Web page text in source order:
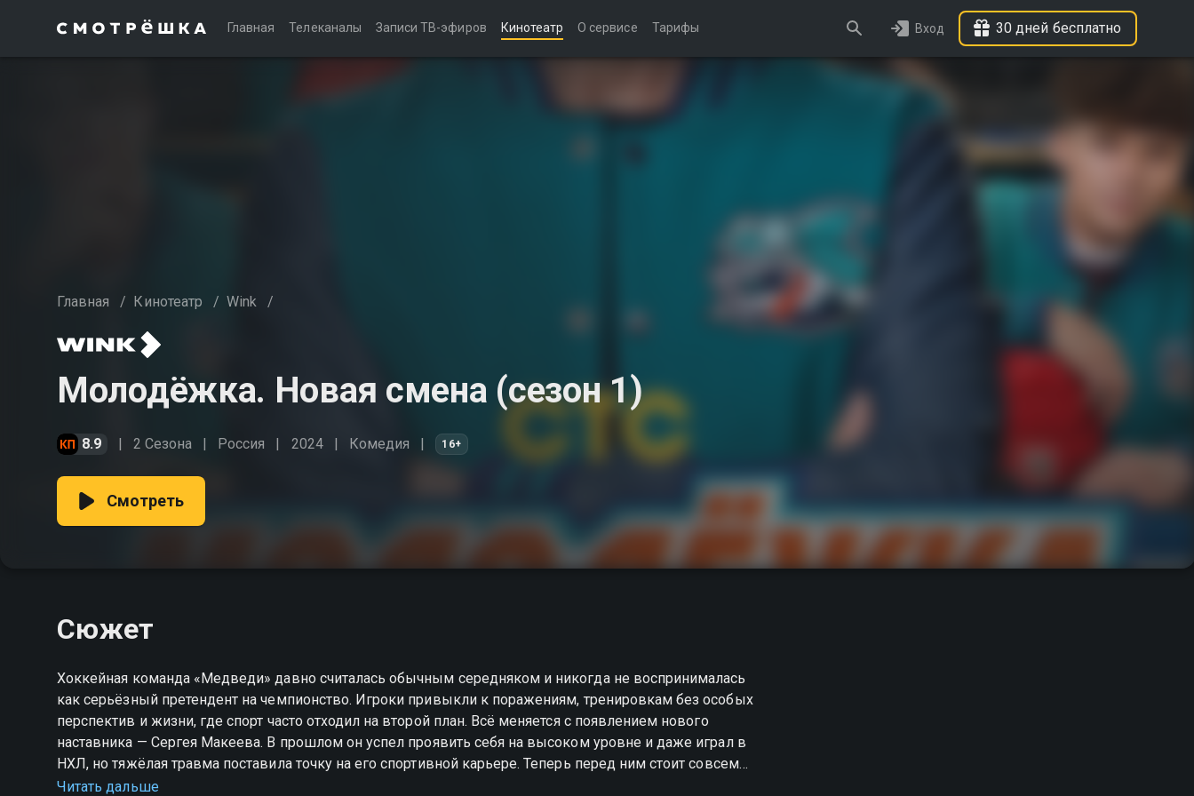
Главная Телеканалы Записи ТВ-эфиров Кинотеатр О сервисе Тарифы Вход 30 дней бесплатно
Главная / Кинотеатр / Wink /
Молодёжка. Новая смена (сезон 1)
8.9 2 Сезона Россия 2024 Комедия 16+
Смотреть
Сюжет
Хоккейная команда «Медведи» давно считалась обычным середняком и никогда не воспринималась
как серьёзный претендент на чемпионство. Игроки привыкли к поражениям, тренировкам без особых
перспектив и жизни, где спорт часто отходил на второй план. Всё меняется с появлением нового
наставника — Сергея Макеева. В прошлом он успел проявить себя на высоком уровне и даже играл в
НХЛ, но тяжёлая травма поставила точку на его спортивной карьере. Теперь перед ним стоит совсем
другая задача — собрать из подростков настоящую команду, способную бороться за победу. Сделать это
Читать дальше